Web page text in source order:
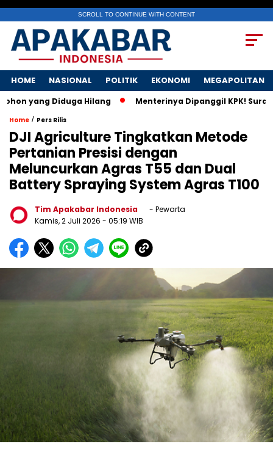
SCROLL TO CONTINUE WITH CONTENT
HOME NASIONAL POLITIK EKONOMI MEGAPOLITAN
Diduga Hilang Menterinya Dipanggil KPK! Surat Istri
Home / Pers Rilis
DJI Agriculture Tingkatkan Metode
Pertanian Presisi dengan
Meluncurkan Agras T55 dan Dual
Battery Spraying System Agras T100
Tim Apakabar Indonesia
- Pewarta
Kamis, 2 Juli 2026 - 05:19 WIB